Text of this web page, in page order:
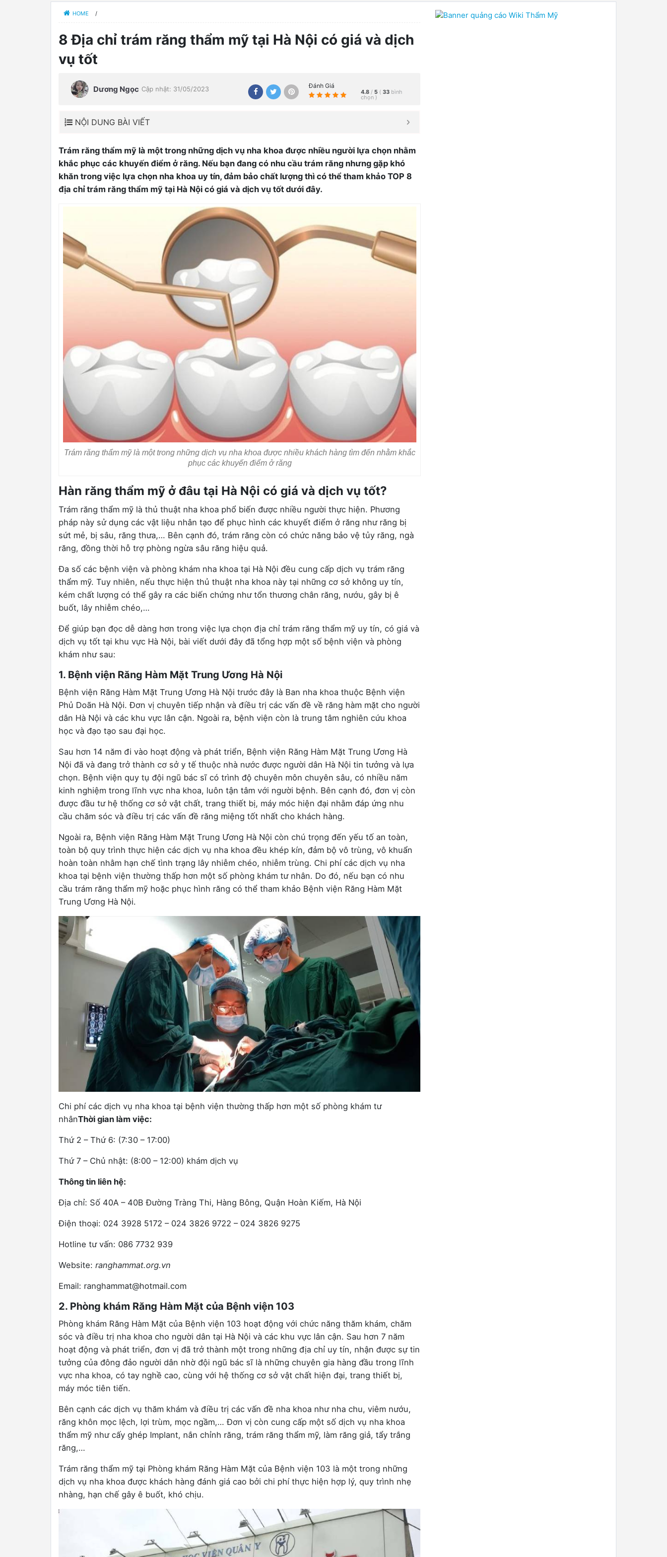
HOME /
8 Địa chỉ trám răng thẩm mỹ tại Hà Nội có giá và dịch
vụ tốt
Dương Ngọc Cập nhật: 31/05/2023 Đánh Giá
4.8 / 5 ( 33 bình
chọn )
NỘI DUNG BÀI VIẾT
Trám răng thẩm mỹ là một trong những dịch vụ nha khoa được nhiều người lựa chọn nhằm
khắc phục các khuyến điểm ở răng. Nếu bạn đang có nhu cầu trám răng nhưng gặp khó
khăn trong việc lựa chọn nha khoa uy tín, đảm bảo chất lượng thì có thể tham khảo TOP 8
địa chỉ trám răng thẩm mỹ tại Hà Nội có giá và dịch vụ tốt dưới đây.
Trám răng thẩm mỹ là một trong những dịch vụ nha khoa được nhiều khách hàng tìm đến nhằm khắc
phục các khuyến điểm ở răng
Hàn răng thẩm mỹ ở đâu tại Hà Nội có giá và dịch vụ tốt?
Trám răng thẩm mỹ là thủ thuật nha khoa phổ biến được nhiều người thực hiện. Phương
pháp này sử dụng các vật liệu nhân tạo để phục hình các khuyết điểm ở răng như răng bị
sứt mẻ, bị sâu, răng thưa,… Bên cạnh đó, trám răng còn có chức năng bảo vệ tủy răng, ngà
răng, đồng thời hỗ trợ phòng ngừa sâu răng hiệu quả.
Đa số các bệnh viện và phòng khám nha khoa tại Hà Nội đều cung cấp dịch vụ trám răng
thẩm mỹ. Tuy nhiên, nếu thực hiện thủ thuật nha khoa này tại những cơ sở không uy tín,
kém chất lượng có thể gây ra các biến chứng như tổn thương chân răng, nướu, gây bị ê
buốt, lây nhiễm chéo,…
Để giúp bạn đọc dễ dàng hơn trong việc lựa chọn địa chỉ trám răng thẩm mỹ uy tín, có giá và
dịch vụ tốt tại khu vực Hà Nội, bài viết dưới đây đã tổng hợp một số bệnh viện và phòng
khám như sau:
1. Bệnh viện Răng Hàm Mặt Trung Ương Hà Nội
Bệnh viện Răng Hàm Mặt Trung Ương Hà Nội trước đây là Ban nha khoa thuộc Bệnh viện
Phủ Doãn Hà Nội. Đơn vị chuyên tiếp nhận và điều trị các vấn đề về răng hàm mặt cho người
dân Hà Nội và các khu vực lân cận. Ngoài ra, bệnh viện còn là trung tâm nghiên cứu khoa
học và đạo tạo sau đại học.
Sau hơn 14 năm đi vào hoạt động và phát triển, Bệnh viện Răng Hàm Mặt Trung Ương Hà
Nội đã và đang trở thành cơ sở y tế thuộc nhà nước được người dân Hà Nội tin tưởng và lựa
chọn. Bệnh viện quy tụ đội ngũ bác sĩ có trình độ chuyên môn chuyên sâu, có nhiều năm
kinh nghiệm trong lĩnh vực nha khoa, luôn tận tâm với người bệnh. Bên cạnh đó, đơn vị còn
được đầu tư hệ thống cơ sở vật chất, trang thiết bị, máy móc hiện đại nhằm đáp ứng nhu
cầu chăm sóc và điều trị các vấn đề răng miệng tốt nhất cho khách hàng.
Ngoài ra, Bệnh viện Răng Hàm Mặt Trung Ương Hà Nội còn chú trọng đến yếu tố an toàn,
toàn bộ quy trình thực hiện các dịch vụ nha khoa đều khép kín, đảm bộ vô trùng, vô khuẩn
hoàn toàn nhằm hạn chế tình trạng lây nhiễm chéo, nhiễm trùng. Chi phí các dịch vụ nha
khoa tại bệnh viện thường thấp hơn một số phòng khám tư nhân. Do đó, nếu bạn có nhu
cầu trám răng thẩm mỹ hoặc phục hình răng có thể tham khảo Bệnh viện Răng Hàm Mặt
Trung Ương Hà Nội.
Chi phí các dịch vụ nha khoa tại bệnh viện thường thấp hơn một số phòng khám tư
nhânThời gian làm việc:
Thứ 2 – Thứ 6: (7:30 – 17:00)
Thứ 7 – Chủ nhật: (8:00 – 12:00) khám dịch vụ
Thông tin liên hệ:
Địa chỉ: Số 40A – 40B Đường Tràng Thi, Hàng Bông, Quận Hoàn Kiếm, Hà Nội
Điện thoại: 024 3928 5172 – 024 3826 9722 – 024 3826 9275
Hotline tư vấn: 086 7732 939
Website: ranghammat.org.vn
Email: ranghammat@hotmail.com
2. Phòng khám Răng Hàm Mặt của Bệnh viện 103
Phòng khám Răng Hàm Mặt của Bệnh viện 103 hoạt động với chức năng thăm khám, chăm
sóc và điều trị nha khoa cho người dân tại Hà Nội và các khu vực lân cận. Sau hơn 7 năm
hoạt động và phát triển, đơn vị đã trở thành một trong những địa chỉ uy tín, nhận được sự tin
tưởng của đông đảo người dân nhờ đội ngũ bác sĩ là những chuyên gia hàng đầu trong lĩnh
vực nha khoa, có tay nghề cao, cùng với hệ thống cơ sở vật chất hiện đại, trang thiết bị,
máy móc tiên tiến.
Bên cạnh các dịch vụ thăm khám và điều trị các vấn đề nha khoa như nha chu, viêm nướu,
răng khôn mọc lệch, lợi trùm, mọc ngầm,… Đơn vị còn cung cấp một số dịch vụ nha khoa
thẩm mỹ như cấy ghép Implant, nắn chỉnh răng, trám răng thẩm mỹ, làm răng giả, tẩy trắng
răng,…
Trám răng thẩm mỹ tại Phòng khám Răng Hàm Mặt của Bệnh viện 103 là một trong những
dịch vụ nha khoa được khách hàng đánh giá cao bởi chi phí thực hiện hợp lý, quy trình nhẹ
nhàng, hạn chế gây ê buốt, khó chịu.